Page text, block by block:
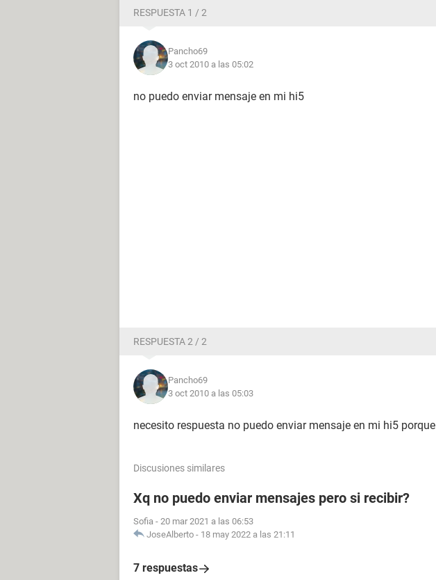
RESPUESTA 1 / 2
Pancho69
3 oct 2010 a las 05:02
no puedo enviar mensaje en mi hi5
RESPUESTA 2 / 2
Pancho69
3 oct 2010 a las 05:03
necesito respuesta no puedo enviar mensaje en mi hi5 porque
Discusiones similares
Xq no puedo enviar mensajes pero si recibir?
Sofia - 20 mar 2021 a las 06:53
JoseAlberto - 18 may 2022 a las 21:11
7 respuestas